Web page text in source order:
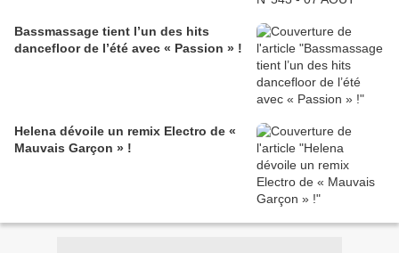
Bassmassage tient l’un des hits
dancefloor de l’été avec « Passion » !
Helena dévoile un remix Electro de «
Mauvais Garçon » !